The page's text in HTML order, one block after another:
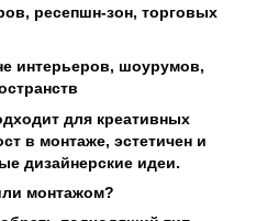
ресепшн-зон, торговых
интерьеров, шоурумов,
для креативных
в монтаже, эстетичен и
дизайнерские идеи.
монтажом?